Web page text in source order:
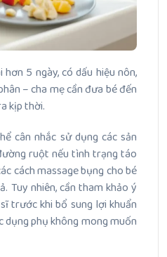
5 ngày, có dấu hiệu nôn,
– cha mẹ cần đưa bé đến
kịp thời.
cân nhắc sử dụng các sản
ruột nếu tình trạng táo
cách massage bụng cho bé
Tuy nhiên, cần tham khảo ý
trước khi bổ sung lợi khuẩn
phụ không mong muốn